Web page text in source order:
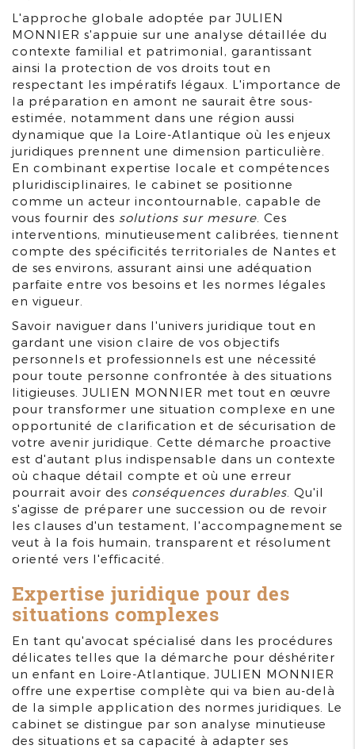
L'approche globale adoptée par JULIEN
MONNIER s'appuie sur une analyse détaillée du
contexte familial et patrimonial, garantissant
ainsi la protection de vos droits tout en
respectant les impératifs légaux. L'importance de
la préparation en amont ne saurait être sous-
estimée, notamment dans une région aussi
dynamique que la Loire-Atlantique où les enjeux
juridiques prennent une dimension particulière.
En combinant expertise locale et compétences
pluridisciplinaires, le cabinet se positionne
comme un acteur incontournable, capable de
vous fournir des solutions sur mesure . Ces
interventions, minutieusement calibrées, tiennent
compte des spécificités territoriales de Nantes et
de ses environs, assurant ainsi une adéquation
parfaite entre vos besoins et les normes légales
en vigueur.
Savoir naviguer dans l'univers juridique tout en
gardant une vision claire de vos objectifs
personnels et professionnels est une nécessité
pour toute personne confrontée à des situations
litigieuses. JULIEN MONNIER met tout en œuvre
pour transformer une situation complexe en une
opportunité de clarification et de sécurisation de
votre avenir juridique. Cette démarche proactive
est d'autant plus indispensable dans un contexte
où chaque détail compte et où une erreur
pourrait avoir des conséquences durables . Qu'il
s'agisse de préparer une succession ou de revoir
les clauses d'un testament, l'accompagnement se
veut à la fois humain, transparent et résolument
orienté vers l'efficacité.
Expertise juridique pour des
situations complexes
En tant qu'avocat spécialisé dans les procédures
délicates telles que la démarche pour déshériter
un enfant en Loire-Atlantique, JULIEN MONNIER
offre une expertise complète qui va bien au-delà
de la simple application des normes juridiques. Le
cabinet se distingue par son analyse minutieuse
des situations et sa capacité à adapter ses